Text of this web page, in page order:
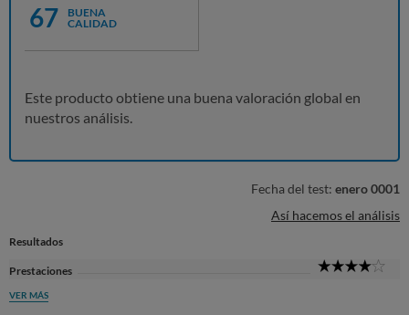
67
BUENA
CALIDAD
Este producto obtiene una buena valoración global en
nuestros análisis.
Fecha del test: enero 0001
Así hacemos el análisis
Resultados
Prestaciones
VER MÁS